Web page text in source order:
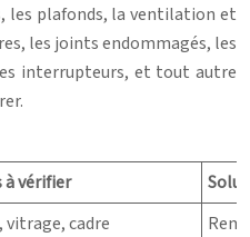
les plafonds, la ventilation et
les joints endommagés, les
interrupteurs, et tout autre
vérifier
vitrage, cadre